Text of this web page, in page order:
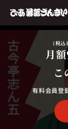
月
(税込
こ
有料会員登